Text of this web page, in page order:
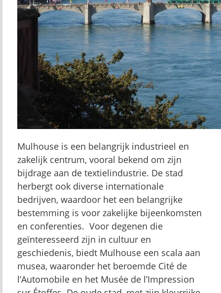
Mulhouse is een belangrijk industrieel en
zakelijk centrum, vooral bekend om zijn
bijdrage aan de textielindustrie. De stad
herbergt ook diverse internationale
bedrijven, waardoor het een belangrijke
bestemming is voor zakelijke bijeenkomsten
en conferenties. Voor degenen die
geïnteresseerd zijn in cultuur en
geschiedenis, biedt Mulhouse een scala aan
musea, waaronder het beroemde Cité de
l’Automobile en het Musée de l’Impression